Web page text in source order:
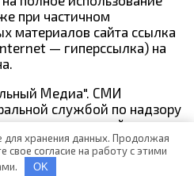
при частичном
материалов сайта ссылка
— гиперссылка) на
Медиа". СМИ
службой по надзору
технологий и
Эл № ФС77-80279 от
для хранения данных. Продолжая
свое согласие на работу с этими
OK